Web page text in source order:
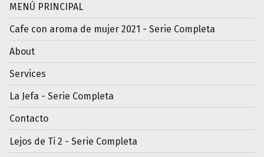
MENÚ PRINCIPAL
Cafe con aroma de mujer 2021 - Serie Completa
About
Services
La Jefa - Serie Completa
Contacto
Lejos de Ti 2 - Serie Completa